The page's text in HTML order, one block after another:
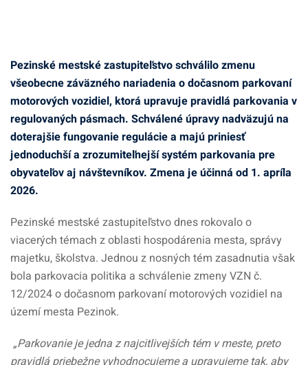
Pezinské mestské zastupiteľstvo schválilo zmenu
všeobecne záväzného nariadenia o dočasnom parkovaní
motorových vozidiel, ktorá upravuje pravidlá parkovania v
regulovaných pásmach. Schválené úpravy nadväzujú na
doterajšie fungovanie regulácie a majú priniesť
jednoduchší a zrozumiteľnejší systém parkovania pre
obyvateľov aj návštevníkov. Zmena je účinná od 1. apríla
2026.
Pezinské mestské zastupiteľstvo dnes rokovalo o
viacerých témach z oblasti hospodárenia mesta, správy
majetku, školstva. Jednou z nosných tém zasadnutia však
bola parkovacia politika a schválenie zmeny VZN č.
12/2024 o dočasnom parkovaní motorových vozidiel na
území mesta Pezinok.
„Parkovanie je jedna z najcitlivejších tém v meste, preto
pravidlá priebežne vyhodnocujeme a upravujeme tak, aby